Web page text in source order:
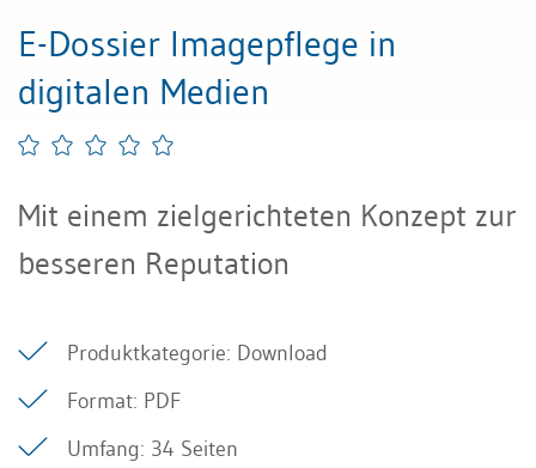
E-Dossier Imagepflege in
digitalen Medien
Mit einem zielgerichteten Konzept zur
besseren Reputation
Produktkategorie: Download
Format: PDF
Umfang: 34 Seiten